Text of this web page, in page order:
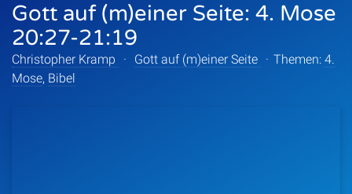
Gott auf (m)einer Seite: 4. Mose
20:27-21:19
Christopher Kramp · Gott auf (m)einer Seite · Themen: 4.
Mose, Bibel
Serien